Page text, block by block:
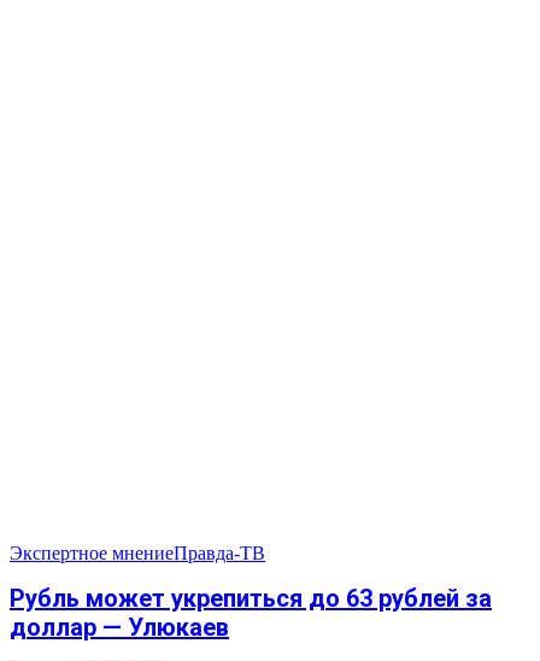
Экспертное мнениеПравда-ТВ
Рубль может укрепиться до 63 рублей за
доллар — Улюкаев